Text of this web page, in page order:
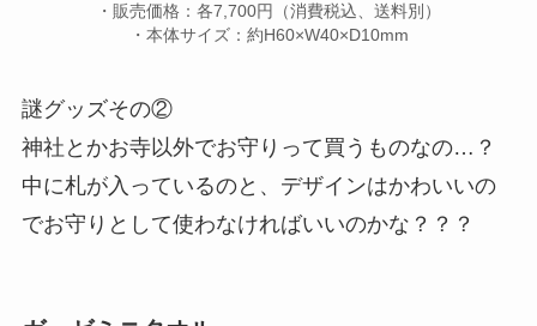
・販売価格：各7,700円（消費税込、送料別）
・本体サイズ：約H60×W40×D10mm
謎グッズその②
神社とかお寺以外でお守りって買うものなの…？
中に札が入っているのと、デザインはかわいいの
でお守りとして使わなければいいのかな？？？